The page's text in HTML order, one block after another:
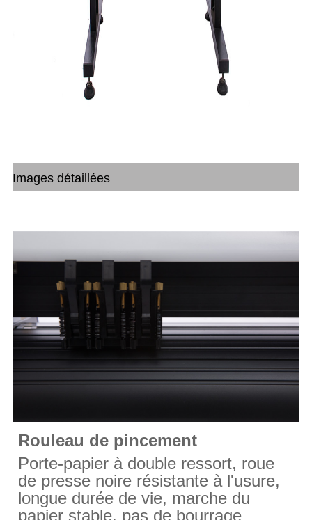
Images détaillées
Rouleau de pincement
Porte-papier à double ressort, roue
de presse noire résistante à l'usure,
longue durée de vie, marche du
papier stable, pas de bourrage